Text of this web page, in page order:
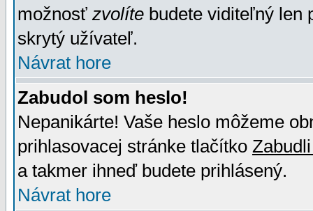
možnosť zvolíte budete viditeľný len
skrytý užívateľ.
Návrat hore
Zabudol som heslo!
Nepanikárte! Vaše heslo môžeme
prihlasovacej stránke tlačítko
a takmer ihneď budete prihlásený.
Návrat hore